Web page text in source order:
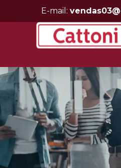
E-mail: